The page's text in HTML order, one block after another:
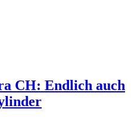
CH: Endlich auch